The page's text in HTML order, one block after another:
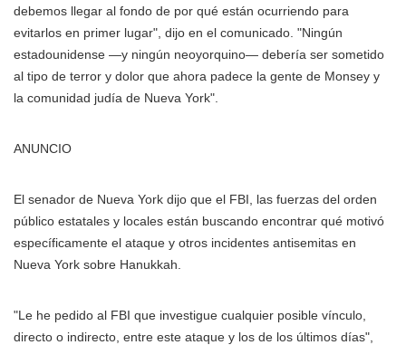
debemos llegar al fondo de por qué están ocurriendo para
evitarlos en primer lugar", dijo en el comunicado. "Ningún
estadounidense —y ningún neoyorquino— debería ser sometido
al tipo de terror y dolor que ahora padece la gente de Monsey y
la comunidad judía de Nueva York".
ANUNCIO
El senador de Nueva York dijo que el FBI, las fuerzas del orden
público estatales y locales están buscando encontrar qué motivó
específicamente el ataque y otros incidentes antisemitas en
Nueva York sobre Hanukkah.
"Le he pedido al FBI que investigue cualquier posible vínculo,
directo o indirecto, entre este ataque y los de los últimos días",